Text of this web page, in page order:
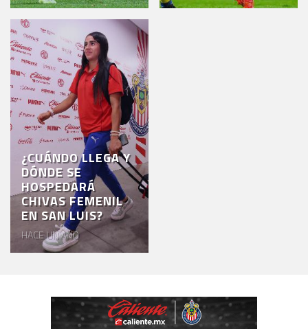
¿CUÁNDO LLEGA Y
DÓNDE SE
HOSPEDARÁ
CHIVAS FEMENIL
EN SAN LUIS?
HACE UN AÑO